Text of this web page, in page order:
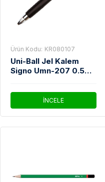
Ürün Kodu: KR080107
Uni-Ball Jel Kalem
Signo Umn-207 0.5
İNCELE